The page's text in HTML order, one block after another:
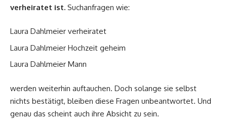
verheiratet ist. Suchanfragen wie:
Laura Dahlmeier verheiratet
Laura Dahlmeier Hochzeit geheim
Laura Dahlmeier Mann
werden weiterhin auftauchen. Doch solange sie selbst
nichts bestätigt, bleiben diese Fragen unbeantwortet. Und
genau das scheint auch ihre Absicht zu sein.